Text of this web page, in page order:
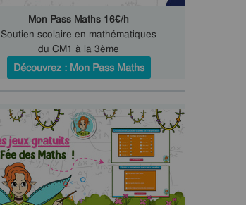
Mon Pass Maths 16€/h
Soutien scolaire en mathématiques
du CM1 à la 3ème
Découvrez : Mon Pass Maths